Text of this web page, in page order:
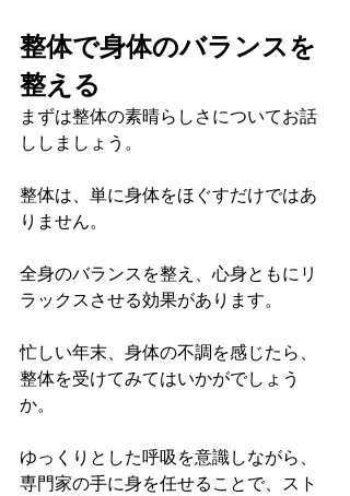
整体で身体のバランスを
整える
まずは整体の素晴らしさについてお話
ししましょう。
整体は、単に身体をほぐすだけではあ
りません。
全身のバランスを整え、心身ともにリ
ラックスさせる効果があります。
忙しい年末、身体の不調を感じたら、
整体を受けてみてはいかがでしょう
か。
ゆっくりとした呼吸を意識しながら、
専門家の手に身を任せることで、スト